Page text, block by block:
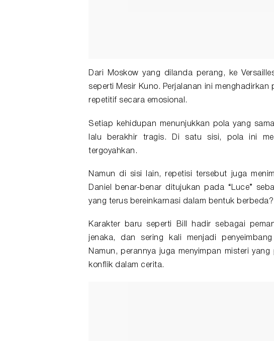
Dari Moskow yang dilanda perang, ke
seperti Mesir Kuno. Perjalanan ini
repetitif secara emosional.
Setiap kehidupan menunjukkan pola yang
lalu berakhir tragis. Di satu sisi, pola ini
tergoyahkan.
Namun di sisi lain, repetisi tersebut juga
Daniel benar-benar ditujukan pada “Luce”
yang terus bereinkarnasi dalam bentuk berbeda?
Karakter baru seperti Bill hadir sebagai
jenaka, dan sering kali menjadi
Namun, perannya juga menyimpan misteri
konflik dalam cerita.